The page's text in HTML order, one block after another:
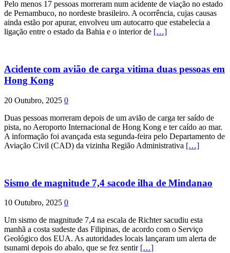
Pelo menos 17 pessoas morreram num acidente de viação no estado
de Pernambuco, no nordeste brasileiro. A ocorrência, cujas causas
ainda estão por apurar, envolveu um autocarro que estabelecia a
ligação entre o estado da Bahia e o interior de […]
Acidente com avião de carga vitima duas pessoas em
Hong Kong
20 Outubro, 2025 0
Duas pessoas morreram depois de um avião de carga ter saído de
pista, no Aeroporto Internacional de Hong Kong e ter caído ao mar.
A informação foi avançada esta segunda-feira pelo Departamento de
Aviação Civil (CAD) da vizinha Região Administrativa […]
Sismo de magnitude 7,4 sacode ilha de Mindanao
10 Outubro, 2025 0
Um sismo de magnitude 7,4 na escala de Richter sacudiu esta
manhã a costa sudeste das Filipinas, de acordo com o Serviço
Geológico dos EUA. As autoridades locais lançaram um alerta de
tsunami depois do abalo, que se fez sentir […]